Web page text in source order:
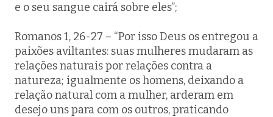
e o seu sangue cairá sobre eles”;
Romanos 1, 26-27 – “Por isso Deus os entregou a
paixões aviltantes: suas mulheres mudaram as
relações naturais por relações contra a
natureza; igualmente os homens, deixando a
relação natural com a mulher, arderam em
desejo uns para com os outros, praticando